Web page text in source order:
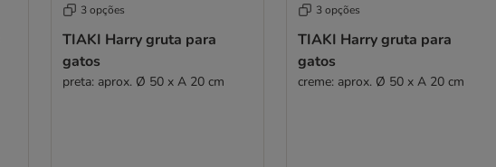
3 opções
TIAKI Harry gruta para
gatos
preta: aprox. Ø 50 x A 20 cm
3 opções
TIAKI Harry gruta para
gatos
creme: aprox. Ø 50 x A 20 cm